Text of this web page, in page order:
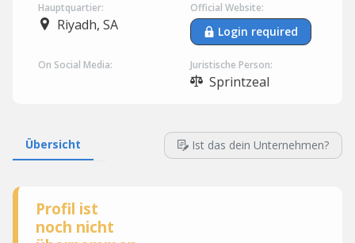
Hauptquartier:
Riyadh, SA
Official Website:
Login required
On Social Media: Juristische Person:
Sprintzeal
Übersicht Ist das dein Unternehmen?
Profil ist
noch nicht